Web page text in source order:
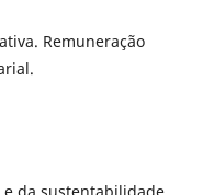
Remuneração